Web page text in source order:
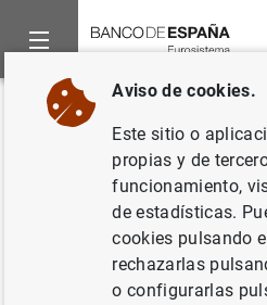
Inicio Noticias y eventos
Volver
José Luis
los Diputados
Aviso de cookies.
Este sitio o
propias y de
funcionamiento,
de estadísticas.
cookies pulsando
rechazarlas
o configurarlas